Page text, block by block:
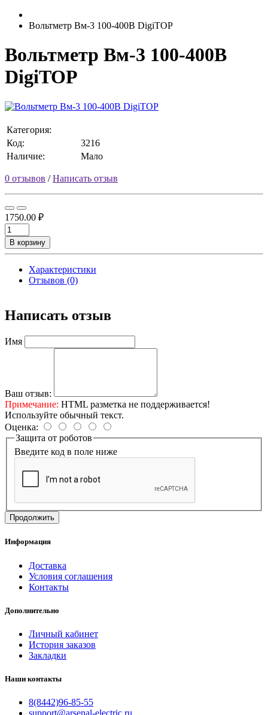
Вольтметр Вм-3 100-400В DigiTOP
Вольтметр Вм-3 100-400В
DigiTOP
Категория:
Код:
3216
Наличие:
Мало
0 отзывов /Написать отзыв
1750.00 ₽
В корзину
Характеристики
Отзывов (0)
Написать отзыв
Имя
Ваш отзыв:
Примечание: HTML разметка не поддерживается!
Используйте обычный текст.
Оценка:
Защита от роботов
Введите код в поле ниже
Продолжить
Информация
Доставка
Условия соглашения
Контакты
Дополнительно
Личный кабинет
История заказов
Закладки
Наши контакты
8(8442)96-85-55